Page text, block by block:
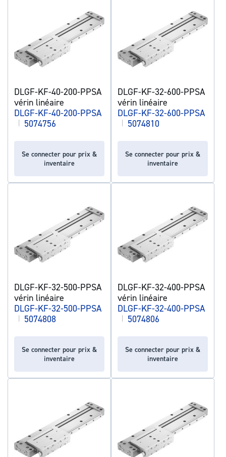
DLGF-KF-40-200-PPSA
vérin linéaire
DLGF-KF-40-200-PPSA
| 5074756
Se connecter pour prix &
inventaire
DLGF-KF-32-600-PPSA
vérin linéaire
DLGF-KF-32-600-PPSA
| 5074810
Se connecter pour prix &
inventaire
DLGF-KF-32-500-PPSA
vérin linéaire
DLGF-KF-32-500-PPSA
| 5074808
Se connecter pour prix &
inventaire
DLGF-KF-32-400-PPSA
vérin linéaire
DLGF-KF-32-400-PPSA
| 5074806
Se connecter pour prix &
inventaire